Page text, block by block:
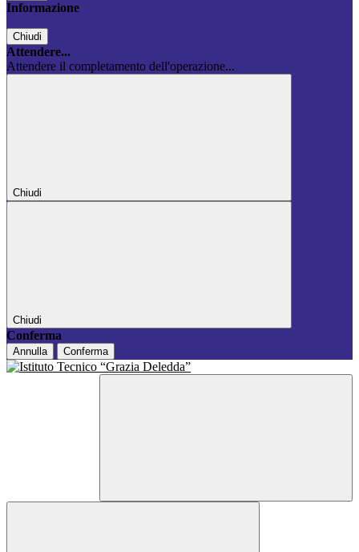
Informazione
Chiudi
Attendere...
Attendere il completamento dell'operazione...
Chiudi
Chiudi
Conferma
Annulla Conferma